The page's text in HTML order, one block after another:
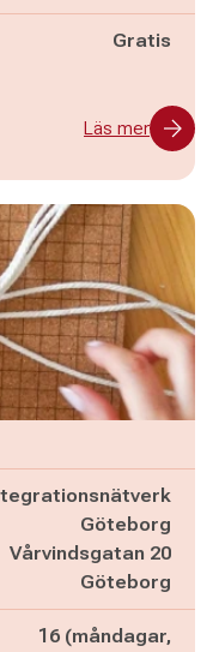
Gratis
Läs mer
Göteborg
Vårvindsgatan 20
Göteborg
16 (måndagar,